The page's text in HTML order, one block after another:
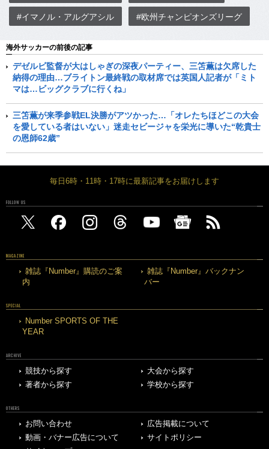
#イマノル・アルグアシル #欧州チャンピオンズリーグ
海外サッカーの前後の記事
デゼルビ監督が大はしゃぎの深夜パーティー、三笘薫は欠席した
納得の理由…ブライトン最終戦の取材席では英国人記者が「ミト
マは…ビッグクラブに行くね」
三笘薫が来季参戦EL決勝がアツかった…「オレたちほどこの大会
を愛している者はいない」迷走セビージャを栄光に導いた“乾貴士
の恩師62歳”
毎日6時・11時・17時に最新記事をお届けします
FOLLOW US
MAGAZINE
雑誌『Number』購読のご案
内
雑誌『Number』バックナン
バー
SPECIAL
Number SPORTS OF THE
YEAR
ARCHIVE
競技から探す
大会から探す
著者から探す
学校から探す
OTHERS
お問い合わせ
広告掲載について
動画・バナー広告について
サイトポリシー